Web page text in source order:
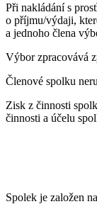
Při nakládání s
o příjmu/výdaji,
a jednoho člena
Výbor zpracovává
Členové spolku
Zisk z činnosti
činnosti a účelu
Spolek je založen